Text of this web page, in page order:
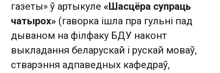
газеты» ў артыкуле «Шасцёра супраць
чатырох» (гаворка ішла пра гульні пад
дываном на філфаку БДУ наконт
выкладання беларускай і рускай моваў,
стварэння адпаведных кафедраў,